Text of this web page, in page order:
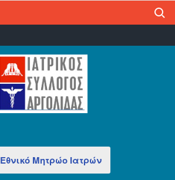
Εθνικό Μητρώο Ιατρών